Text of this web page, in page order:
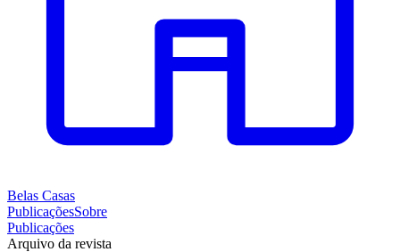
Belas Casas
PublicaçõesSobre
Publicações
Arquivo da revista